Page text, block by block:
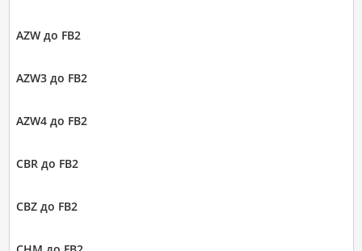
AZW до FB2
AZW3 до FB2
AZW4 до FB2
CBR до FB2
CBZ до FB2